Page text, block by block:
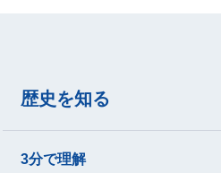
歴史を知る
3分で理解